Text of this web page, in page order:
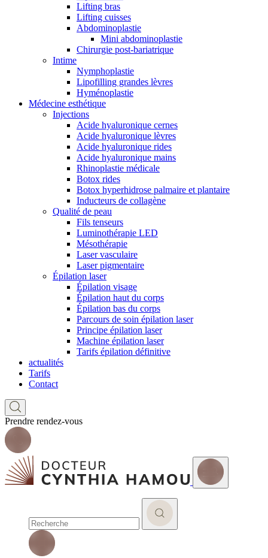
Lifting bras
Lifting cuisses
Abdominoplastie
Mini abdominoplastie
Chirurgie post-bariatrique
Intime
Nymphoplastie
Lipofilling grandes lèvres
Hyménoplastie
Médecine esthétique
Injections
Acide hyaluronique cernes
Acide hyaluronique lèvres
Acide hyaluronique rides
Acide hyaluronique mains
Rhinoplastie médicale
Botox rides
Botox hyperhidrose palmaire et plantaire
Inducteurs de collagène
Qualité de peau
Fils tenseurs
Luminothérapie LED
Mésothérapie
Laser vasculaire
Laser pigmentaire
Épilation laser
Épilation visage
Épilation haut du corps
Épilation bas du corps
Parcours de soin épilation laser
Principe épilation laser
Machine épilation laser
Tarifs épilation définitive
actualités
Tarifs
Contact
Prendre rendez-vous